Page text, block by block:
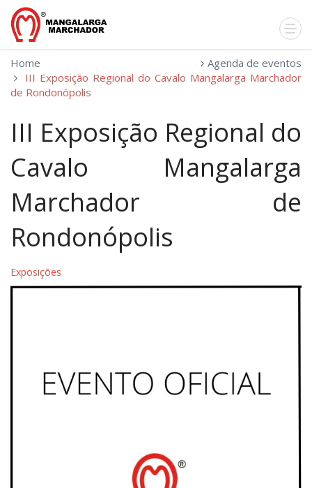
Home
Agenda de eventos
III Exposição Regional do Cavalo Mangalarga Marchador
de Rondonópolis
III Exposição Regional do
Cavalo Mangalarga
Marchador de
Rondonópolis
Exposições